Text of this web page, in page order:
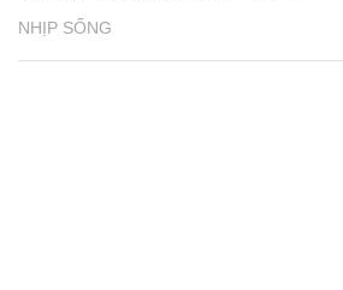
NHỊP SỐNG